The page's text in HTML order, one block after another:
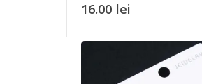
16.00 lei